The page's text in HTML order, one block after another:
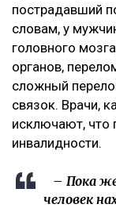
пострадавший
словам, у
головного
органов,
сложный
связок. Врачи,
исключают, что
инвалидности.
– Пока
человек